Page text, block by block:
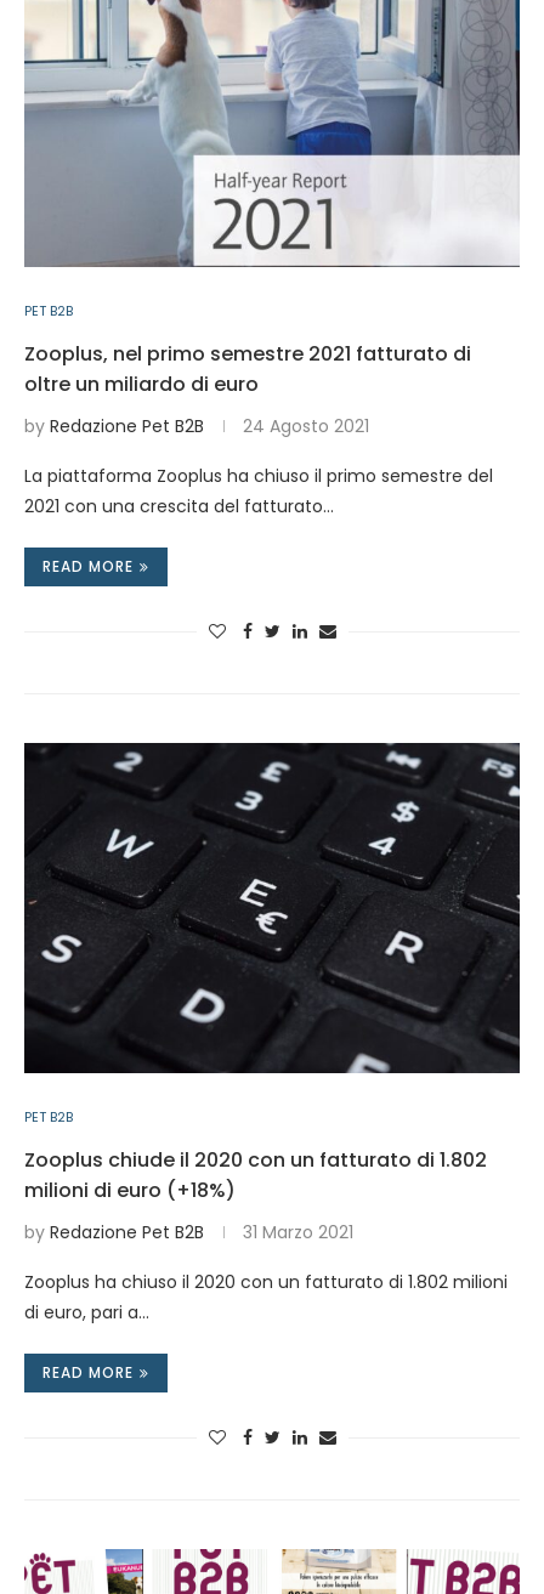
PET B2B
Zooplus, nel primo semestre 2021 fatturato di
oltre un miliardo di euro
by Redazione Pet B2B 24 Agosto 2021
La piattaforma Zooplus ha chiuso il primo semestre del
2021 con una crescita del fatturato…
READ MORE
PET B2B
Zooplus chiude il 2020 con un fatturato di 1.802
milioni di euro (+18%)
by Redazione Pet B2B 31 Marzo 2021
Zooplus ha chiuso il 2020 con un fatturato di 1.802 milioni
di euro, pari a…
READ MORE